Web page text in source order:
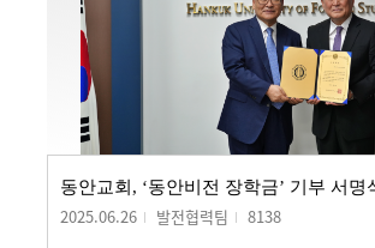
동안교회, ‘동안비전 장학금’ 기부 서명
2025.06.26 발전협력팀 8138